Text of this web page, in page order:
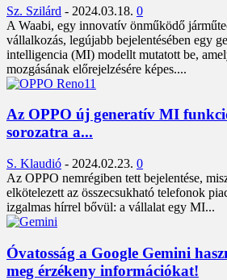
Sz. Szilárd - 2024.03.18. 0
A Waabi, egy innovatív önműködő
vállalkozás, legújabb bejelentésében egy
intelligencia (MI) modellt mutatott be,
mozgásának előrejelzésére képes....
Az OPPO új generatív MI
sorozatra a...
S. Klaudió - 2024.02.23. 0
Az OPPO nemrégiben tett bejelentése,
elkötelezett az összecsukható telefonok
izgalmas hírrel bővül: a vállalat egy MI...
Óvatosság a Google Gemini
meg érzékeny információkat!